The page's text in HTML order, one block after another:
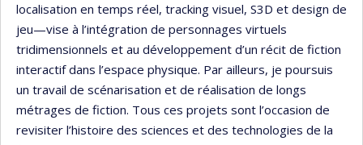
localisation en temps réel, tracking visuel, S3D et design de
jeu—vise à l’intégration de personnages virtuels
tridimensionnels et au développement d’un récit de fiction
interactif dans l’espace physique. Par ailleurs, je poursuis
un travail de scénarisation et de réalisation de longs
métrages de fiction. Tous ces projets sont l’occasion de
revisiter l’histoire des sciences et des technologies de la